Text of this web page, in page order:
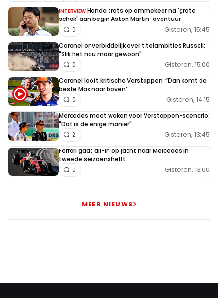
INTERVIEW Honda trots op ommekeer na 'grote
schok' aan begin Aston Martin-avontuur
Gisteren, 15:45
0
Coronel onverbiddelijk over titelambities Russell:
"Slik het nou maar gewoon"
Gisteren, 15:00
0
Coronel looft kritische Verstappen: “Dan komt de
beste Max naar boven”
Gisteren, 14:15
0
Mercedes moet waken voor Verstappen-scenario:
"Dat is de enige manier"
Gisteren, 13:45
2
Ferrari gaat all-in op jacht naar Mercedes in
tweede seizoenshelft
Gisteren, 13:00
0
MEER NIEUWS